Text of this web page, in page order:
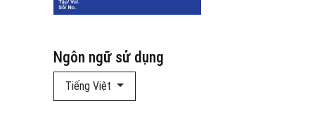
Ngôn ngữ sử dụng
Tiếng Việt